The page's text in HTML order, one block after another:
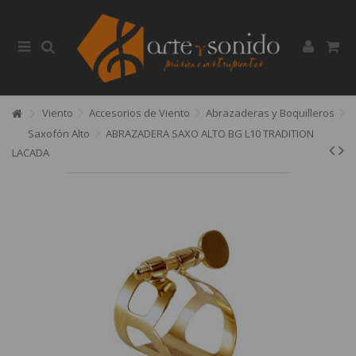
Viento Accesorios de Viento
Abrazaderas y Boquilleros
Saxofón Alto
ABRAZADERA SAXO ALTO BG L10 TRADITION
LACADA